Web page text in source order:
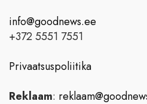
info@goodnews.ee
+372 5551 7551
Privaatsuspoliitika
Reklaam: